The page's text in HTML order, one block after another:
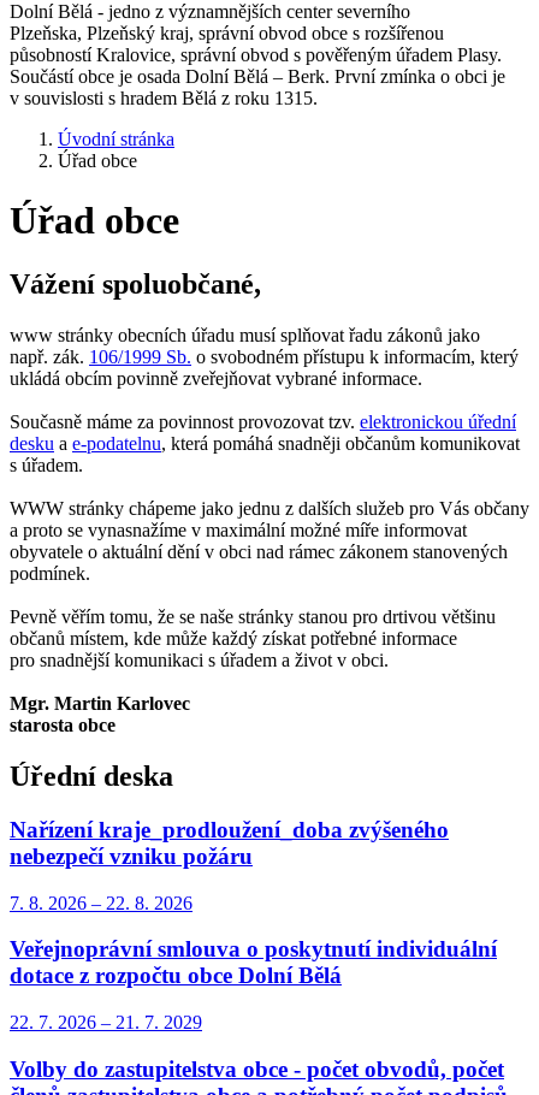
Dolní Bělá - jedno z významnějších center severního
Plzeňska, Plzeňský kraj, správní obvod obce s rozšířenou
působností Kralovice, správní obvod s pověřeným úřadem Plasy.
Součástí obce je osada Dolní Bělá – Berk. První zmínka o obci je
v souvislosti s hradem Bělá z roku 1315.
Úvodní stránka
Úřad obce
Úřad obce
Vážení spoluobčané,
www stránky obecních úřadu musí splňovat řadu zákonů jako
např. zák. 106/1999 Sb. o svobodném přístupu k informacím, který
ukládá obcím povinně zveřejňovat vybrané informace.
Současně máme za povinnost provozovat tzv. elektronickou úřední
desku a e-podatelnu, která pomáhá snadněji občanům komunikovat
s úřadem.
WWW stránky chápeme jako jednu z dalších služeb pro Vás občany
a proto se vynasnažíme v maximální možné míře informovat
obyvatele o aktuální dění v obci nad rámec zákonem stanovených
podmínek.
Pevně věřím tomu, že se naše stránky stanou pro drtivou většinu
občanů místem, kde může každý získat potřebné informace
pro snadnější komunikaci s úřadem a život v obci.
Mgr. Martin Karlovec
starosta obce
Úřední deska
Nařízení kraje_prodloužení_doba zvýšeného
nebezpečí vzniku požáru
7. 8. 2026 – 22. 8. 2026
Veřejnoprávní smlouva o poskytnutí individuální
dotace z rozpočtu obce Dolní Bělá
22. 7. 2026 – 21. 7. 2029
Volby do zastupitelstva obce - počet obvodů, počet